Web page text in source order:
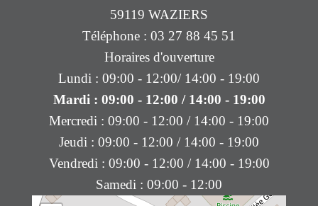
59119 WAZIERS
Téléphone : 03 27 88 45 51
Horaires d'ouverture
Lundi : 09:00 - 12:00/ 14:00 - 19:00
Mardi : 09:00 - 12:00 / 14:00 - 19:00
Mercredi : 09:00 - 12:00 / 14:00 - 19:00
Jeudi : 09:00 - 12:00 / 14:00 - 19:00
Vendredi : 09:00 - 12:00 / 14:00 - 19:00
Samedi : 09:00 - 12:00